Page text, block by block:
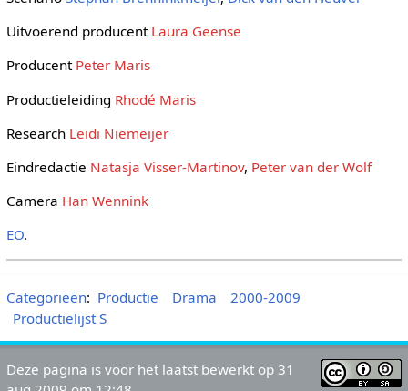
Uitvoerend producent Laura Geense
Producent Peter Maris
Productieleiding Rhodé Maris
Research Leidi Niemeijer
Eindredactie Natasja Visser-Martinov, Peter van der Wolf
Camera Han Wennink
EO.
Categorieën: Productie Drama
2000-2009
Productielijst S
Deze pagina is voor het laatst bewerkt op 31